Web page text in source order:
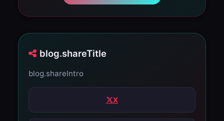
blog.shareTitle
blog.shareIntro
X